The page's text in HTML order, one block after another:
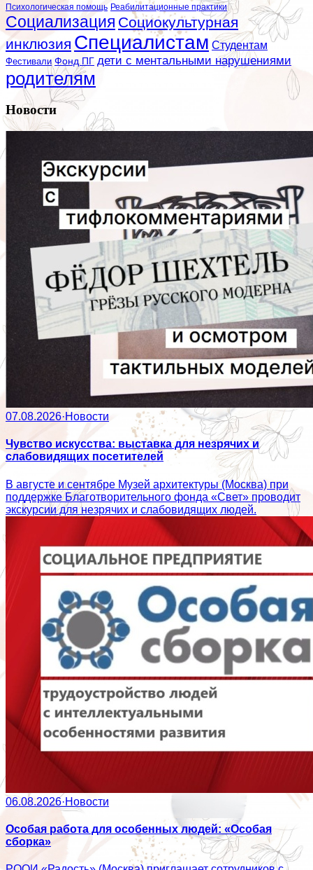
Психологическая помощь Реабилитационные практики
Социализация Социокультурная
инклюзия Специалистам Студентам
Фестивали Фонд ПГ дети с ментальными нарушениями
родителям
Новости
07.08.2026·Новости
Чувство искусства: выставка для незрячих и
слабовидящих посетителей
В августе и сентябре Музей архитектуры (Москва) при
поддержке Благотворительного фонда «Свет» проводит
экскурсии для незрячих и слабовидящих людей.
06.08.2026·Новости
Особая работа для особенных людей: «Особая
сборка»